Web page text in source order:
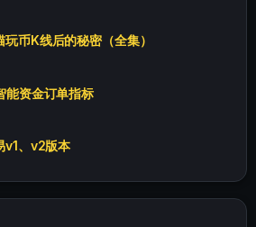
玩币K线后的秘密（全集）
能资金订单指标
v1、v2版本